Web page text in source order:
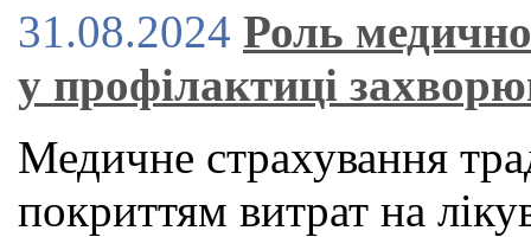
31.08.2024 Роль
у профілактиці
Медичне страхування
покриттям витрат на